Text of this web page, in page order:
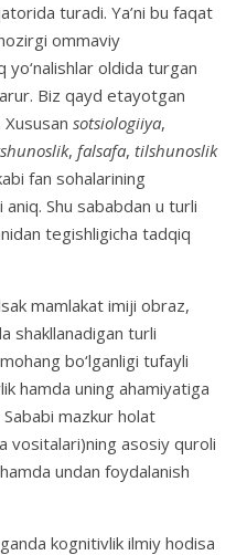
turadi. Ya’ni bu faqat
ommaviy
yo‘nalishlar oldida turgan
Biz qayd etayotgan
sotsiologiiya,
, falsafa, tilshunoslik
fan sohalarining
aniq. Shu sababdan u turli
tegishligicha tadqiq
mamlakat imiji obraz,
shakllanadigan turli
bo‘lganligi tufayli
hamda uning ahamiyatiga
mazkur holat
vositalari)ning asosiy quroli
undan foydalanish
kognitivlik ilmiy hodisa